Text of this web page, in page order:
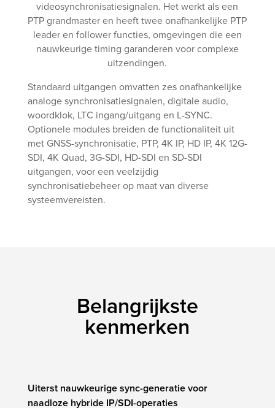
videosynchronisatiesignalen. Het werkt als een
PTP grandmaster en heeft twee onafhankelijke PTP
leader en follower functies, omgevingen die een
nauwkeurige timing garanderen voor complexe
uitzendingen.
Standaard uitgangen omvatten zes onafhankelijke
analoge synchronisatiesignalen, digitale audio,
woordklok, LTC ingang/uitgang en L-SYNC.
Optionele modules breiden de functionaliteit uit
met GNSS-synchronisatie, PTP, 4K IP, HD IP, 4K 12G-
SDI, 4K Quad, 3G-SDI, HD-SDI en SD-SDI
uitgangen, voor een veelzijdig
synchronisatiebeheer op maat van diverse
systeemvereisten.
Belangrijkste
kenmerken
Uiterst nauwkeurige sync-generatie voor
naadloze hybride IP/SDI-operaties